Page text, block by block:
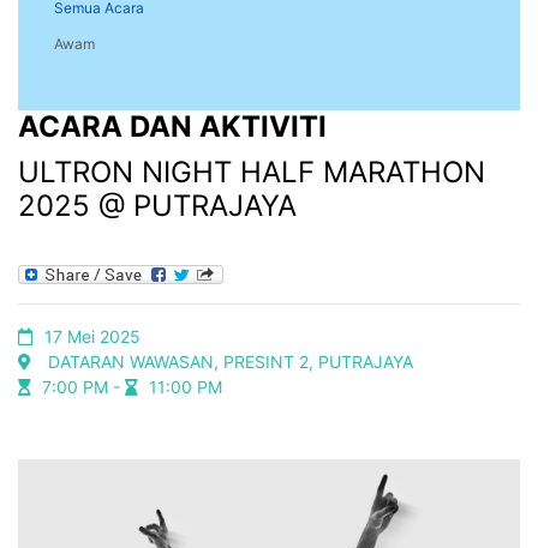
Semua Acara
Awam
ACARA DAN AKTIVITI
ULTRON NIGHT HALF MARATHON
2025 @ PUTRAJAYA
17 Mei 2025
DATARAN WAWASAN, PRESINT 2, PUTRAJAYA
7:00 PM -
11:00 PM